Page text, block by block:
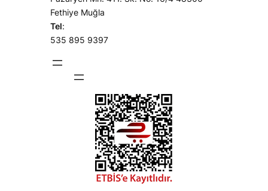
Fethiye Muğla
Tel:
535 895 9397